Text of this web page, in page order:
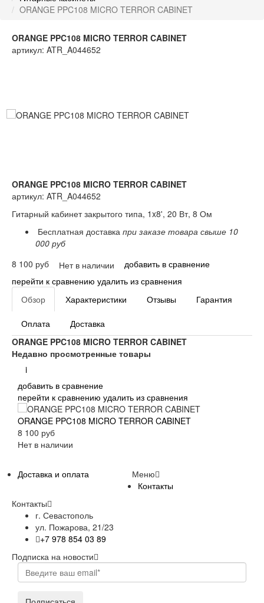
ORANGE PPC108 MICRO TERROR CABINET
ORANGE PPC108 MICRO TERROR CABINET
артикул: ATR_A044652
ORANGE PPC108 MICRO TERROR CABINET
артикул: ATR_A044652
Гитарный кабинет закрытого типа, 1x8', 20 Вт, 8 Ом
Бесплатная доставка при заказе товара свыше 10
000 руб
8 100 руб
Нет в наличии
добавить в сравнение
перейти к сравнению удалить из сравнения
Обзор
Характеристики Отзывы Гарантия
Оплата
Доставка
ORANGE PPC108 MICRO TERROR CABINET
Недавно просмотренные товары
i
добавить в сравнение
перейти к сравнению удалить из сравнения
ORANGE PPC108 MICRO TERROR CABINET
8 100 руб
Нет в наличии
Меню
Доставка и оплата
Контакты
Контакты
г. Севастополь
ул. Пожарова, 21/23
+7 978 854 03 89
Подписка на новости